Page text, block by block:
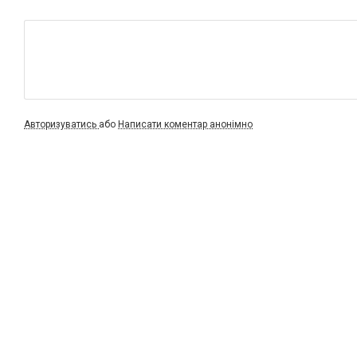
Авторизуватись або Написати коментар анонімно